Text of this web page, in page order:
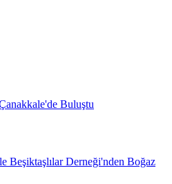
Buluştu
Beşiktaşlılar Derneği'nden Boğaz